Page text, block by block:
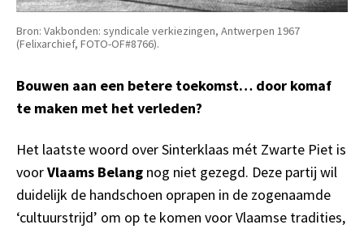
Bron: Vakbonden: syndicale verkiezingen, Antwerpen 1967
(Felixarchief, FOTO-OF#8766).
Bouwen aan een betere toekomst… door komaf
te maken met het verleden?
Het laatste woord over Sinterklaas mét Zwarte Piet is
voorVlaams Belang nog niet gezegd. Deze partij wil
duidelijk de handschoen oprapen in de zogenaamde
‘cultuurstrijd’ om op te komen voor Vlaamse tradities,